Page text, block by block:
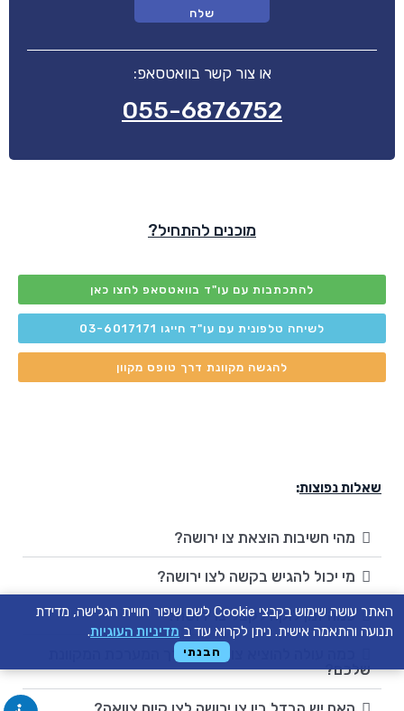
או צור קשר בוואטסאפ:
055-6876752
מוכנים להתחיל?
להתכתבות עם עו"ד בוואטסאפ לחצו כאן
לשיחה טלפונית עם עו"ד חייגו 03-6017171
להגשה מקוונת דרך טופס מקוון
שאלות נפוצות:
מהי חשיבות הוצאת צו ירושה?
מי יכול להגיש בקשה לצו ירושה?
כמה זמן לוקח לקבל צו ירושה?
כמה עולה להוציא צו ירושה דרך המערכת המקוונת
שלכם?
האתר עושה שימוש בקבצי Cookie לשם שיפור חוויית הגלישה, מדידת
תנועה והתאמה אישית. ניתן לקרוא עוד ב מדיניות העוגיות.
הבנתי